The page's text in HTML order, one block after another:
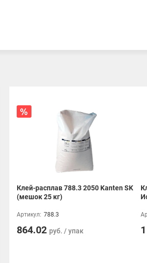
Клей-расплав 788.3 2050 Kanten SK
(мешок 25 кг)
Артикул: 788.3
864.02 руб. / упак